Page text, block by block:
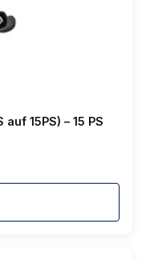
auf 15PS) – 15 PS